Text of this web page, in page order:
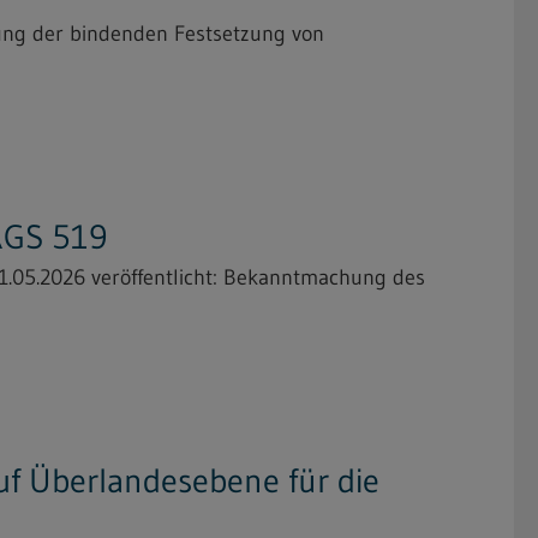
der bindenden Festsetzung von
519
veröffentlicht: Bekanntmachung des
Überlandesebene für die